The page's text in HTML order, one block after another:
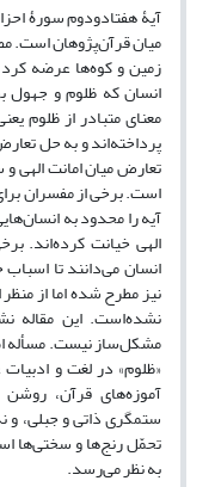
آیۀ هفتادودوم سورۀ
میان قرآن‌پژوهان است.
زمین و کوه‌ها عرضه
انسان که ظلوم و
معنای متبادر از ظلوم
پرداخته‌اند و به حل
تعارض میان امانت الهی
است. برخی از مفسران
آیه را محدود به
الهی خیانت کرده‌اند.
انسان می‌دانند تا
نیز مطرح شده اما از
نشده‌است. این مقاله
مشکل‌ساز نیست. مسأله
«ظلوم» در لغت و
آموزه‌های قرآن،
ستمگری ذاتی و جبلی، و
تحمّل رنج‌ها و سختی‌ها
به نظر می‌رسد.